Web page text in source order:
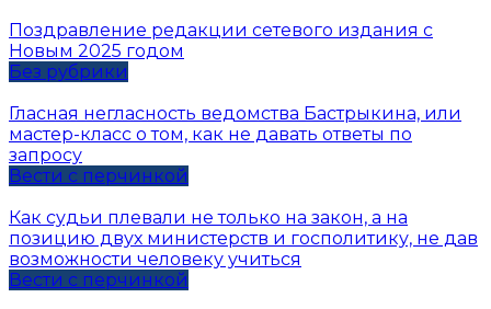
Поздравление редакции сетевого издания с
Новым 2025 годом
Без рубрики
Гласная негласность ведомства Бастрыкина, или
мастер-класс о том, как не давать ответы по
запросу
Вести с перчинкой
Как судьи плевали не только на закон, а на
позицию двух министерств и госполитику, не дав
возможности человеку учиться
Вести с перчинкой